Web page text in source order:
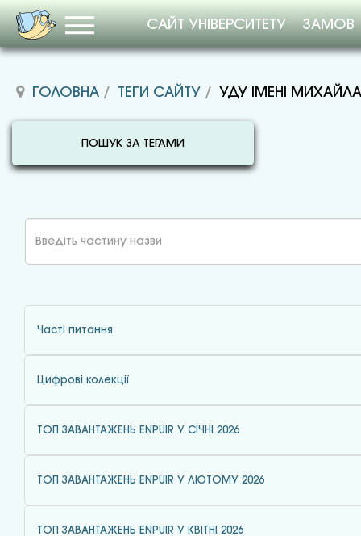
САЙТ УНІВЕРСИТЕТУ ЗАМОВ
ГОЛОВНА ТЕГИ САЙТУ УДУ ІМЕНІ
ПОШУК ЗА ТЕГАМИ
частину
назви
Часті питання
Цифрові колекції
ТОП ЗАВАНТАЖЕНЬ ENPUIR У СІЧНІ 2026
ТОП ЗАВАНТАЖЕНЬ ENPUIR У ЛЮТОМУ 2026
ТОП ЗАВАНТАЖЕНЬ ENPUIR У КВІТНІ 2026